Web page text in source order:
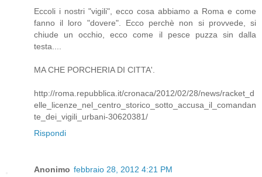
Eccoli i nostri "vigili", ecco cosa abbiamo a Roma e come
fanno il loro "dovere". Ecco perchè non si provvede, si
chiude un occhio, ecco come il pesce puzza sin dalla
testa....
MA CHE PORCHERIA DI CITTA'.
http://roma.repubblica.it/cronaca/2012/02/28/news/racket_d
elle_licenze_nel_centro_storico_sotto_accusa_il_comandan
te_dei_vigili_urbani-30620381/
Rispondi
Anonimo febbraio 28, 2012 4:21 PM